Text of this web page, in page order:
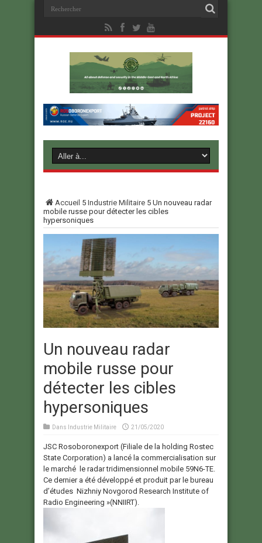
Accueil 5 Industrie Militaire 5 Un nouveau radar
mobile russe pour détecter les cibles
hypersoniques
Un nouveau radar
mobile russe pour
détecter les cibles
hypersoniques
Dans Industrie Militaire 21/05/2020
JSC Rosoboronexport (Filiale de la holding Rostec
State Corporation) a lancé la commercialisation sur
le marché le radar tridimensionnel mobile 59N6-TE.
Ce dernier a été développé et produit par le bureau
d’études Nizhniy Novgorod Research Institute of
Radio Engineering »(NNIIRT).